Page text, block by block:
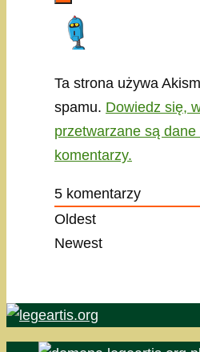
Ta strona używa
spamu. Dowiedz się,
przetwarzane są dane
komentarzy.
5 komentarzy
Oldest
Newest